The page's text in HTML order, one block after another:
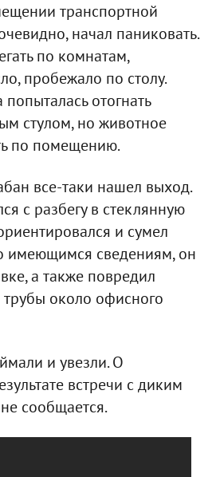
транспортной
начал паниковать.
по комнатам,
пробежало по столу.
отогнать
стулом, но животное
по помещению.
все-таки нашел выход.
с разбегу в стеклянную
и сумел
имеющимся сведениям, он
а также повредил
около офисного
и увезли. О
встречи с диким
сообщается.